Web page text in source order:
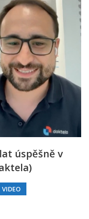
úspěšně v
VIDEO